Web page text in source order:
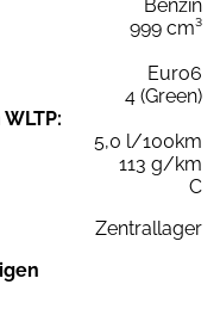
Benzin
999 cm³
Euro6
4 (Green)
5,0 l/100km
113 g/km
C
Zentrallager